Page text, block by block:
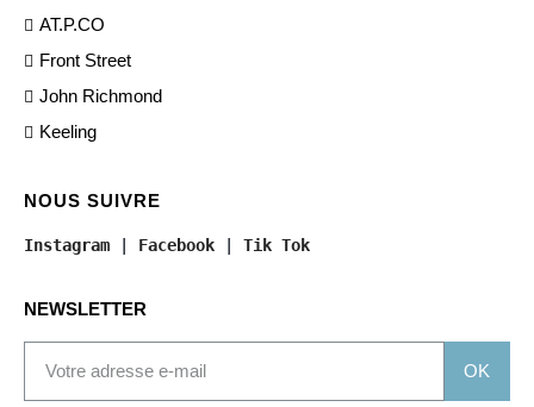
AT.P.CO
Front Street
John Richmond
Keeling
NOUS SUIVRE
Instagram | Facebook | Tik Tok
NEWSLETTER
OK